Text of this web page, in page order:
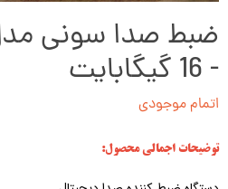
- 16 گیگابایت
اتمام موجودی
توضیحات اجمالی محصول: